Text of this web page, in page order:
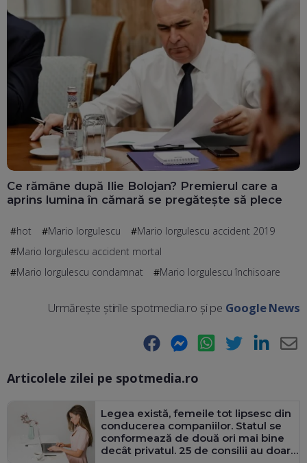
Ce rămâne după Ilie Bolojan? Premierul care a
aprins lumina în cămară se pregătește să plece
hot Mario Iorgulescu
Mario Iorgulescu accident 2019
Mario Iorgulescu accident mortal
Mario Iorgulescu condamnat
Mario Iorgulescu închisoare
Urmărește știrile spotmedia.ro și pe Google News
Facebook Messenger WhatsApp Twitter LinkedIn
Articolele zilei pe spotmedia.ro
Legea există, femeile tot lipsesc din
conducerea companiilor. Statul se
conformează de două ori mai bine
decât privatul. 25 de consilii au doar